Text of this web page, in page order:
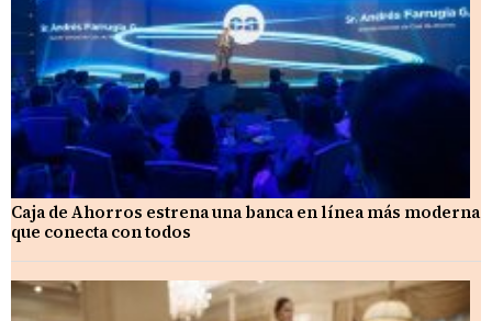
Caja de Ahorros estrena una banca en línea más moderna
que conecta con todos